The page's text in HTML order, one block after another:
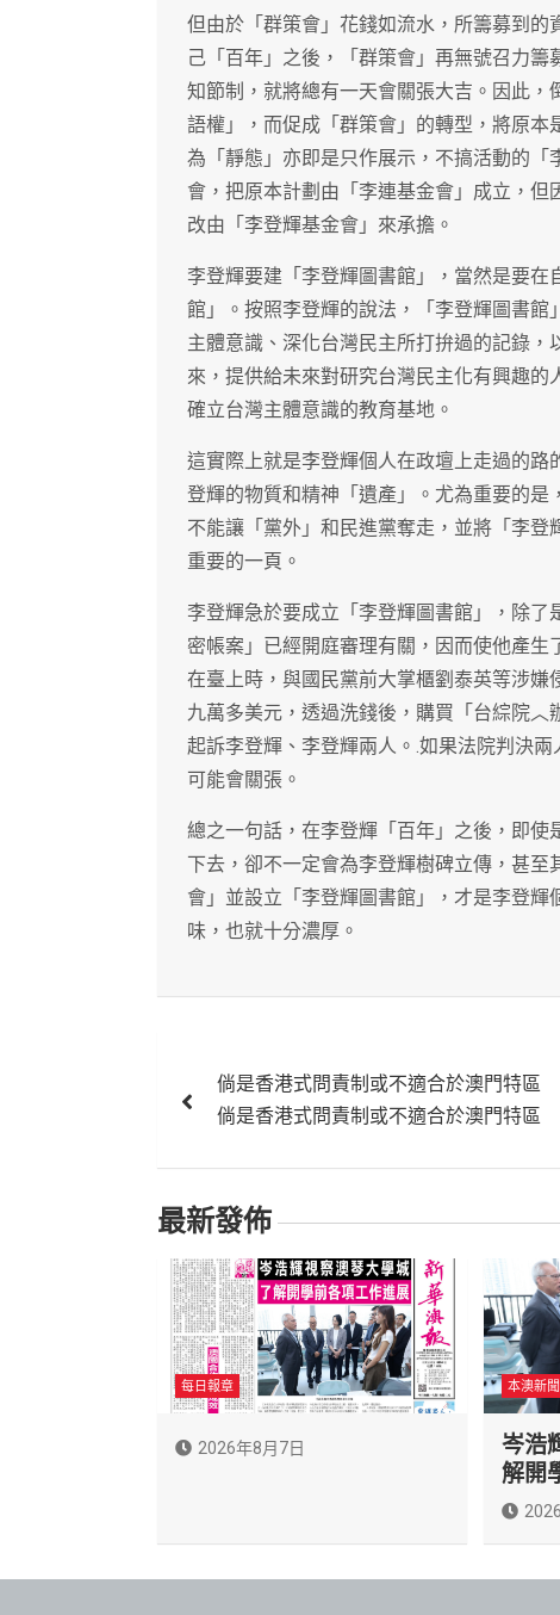
但由於「群策會」花錢如流水，所籌募到
己「百年」之後，「群策會」再無號召力
知節制，就將總有一天會關張大吉。因此
語權」，而促成「群策會」的轉型，將原
為「靜態」亦即是只作展示，不搞活動的
會，把原本計劃由「李連基金會」成立，但
改由「李登輝基金會」來承擔。
李登輝要建「李登輝圖書館」，當然是要
館」。按照李登輝的說法，「李登輝圖書
主體意識、深化台灣民主所打拚過的記錄
來，提供給未來對研究台灣民主化有興趣的
確立台灣主體意識的教育基地。
這實際上就是李登輝個人在政壇上走過的
登輝的物質和精神「遺產」。尤為重要的是
不能讓「黨外」和民進黨奪走，並將「李
重要的一頁。
李登輝急於要成立「李登輝圖書館」，除
密帳案」已經開庭審理有關，因而使他產
在臺上時，與國民黨前大掌櫃劉泰英等涉
九萬多美元，透過洗錢後，購買「台綜院
起訴李登輝、李登輝兩人。.如果法院判決
可能會關張。
總之一句話，在李登輝「百年」之後，即
下去，卻不一定會為李登輝樹碑立傳，甚
會」並設立「李登輝圖書館」，才是李登
味，也就十分濃厚。
章
覽
倘是香港式問責制或不適合於澳門特區
倘是香港式問責制或不適合於澳門特區
最新發佈
每日報章
2026年8月7日
本澳新聞
岑浩
解開